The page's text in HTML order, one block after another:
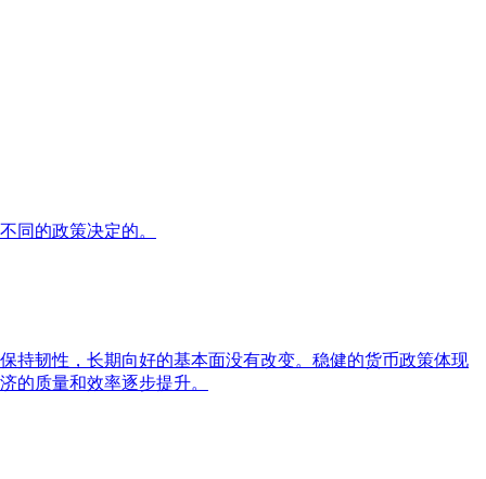
同的政策决定的。
持韧性，长期向好的基本面没有改变。稳健的货币政策体现
的质量和效率逐步提升。